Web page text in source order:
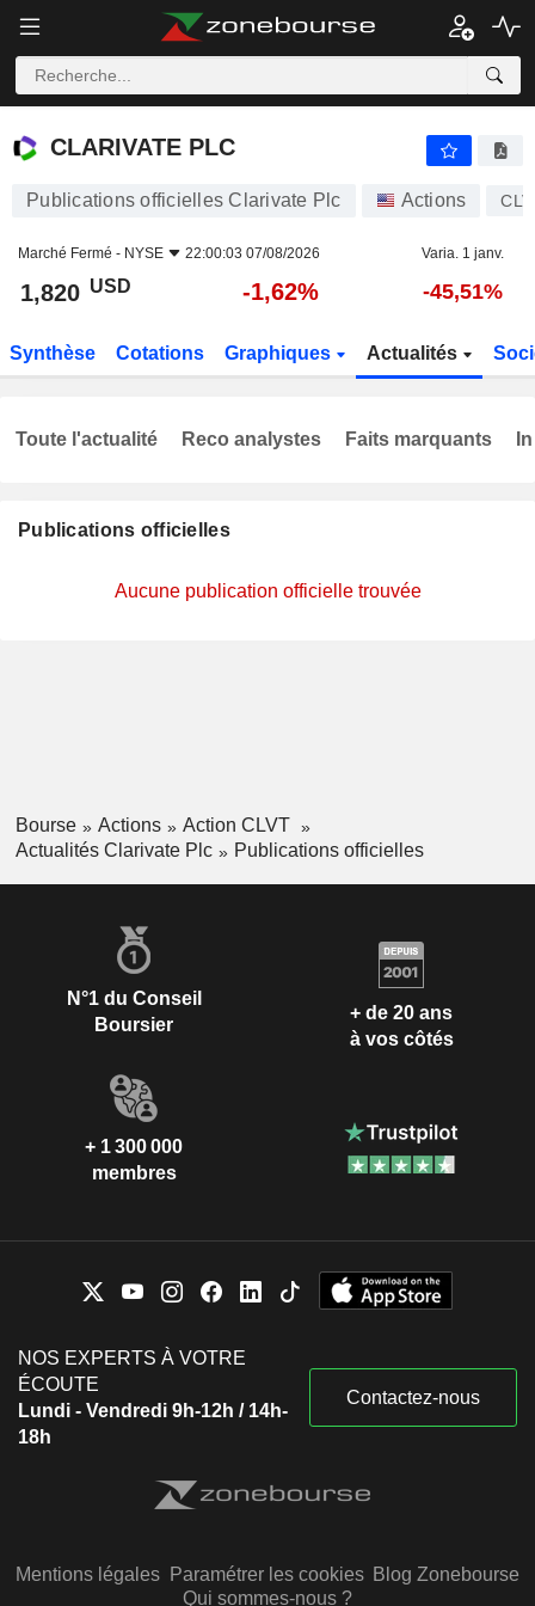
CLARIVATE PLC
CLARIVATE PLC
Publications officielles Clarivate Plc Actions
Marché Fermé - NYSE 22:00:03 07/08/2026 Varia. 1 janv.
1,820 USD -1,62% -45,51%
Synthèse Cotations Graphiques Actualités
Publications officielles
Aucune publication officielle trouvée
Toute l'actualité Reco analystes Faits marquants
Bourse Actions
Action CLVT
Actualités Clarivate Plc
Publications officielles
N°1 du Conseil
Boursier
+ de 20 ans
à vos côtés
+ 1 300 000
membres
NOS EXPERTS À VOTRE
ÉCOUTE
Lundi - Vendredi 9h-12h / 14h-
18h
Contactez-nous
Mentions légales Paramétrer les cookies Blog Zonebourse
Qui sommes-nous ?